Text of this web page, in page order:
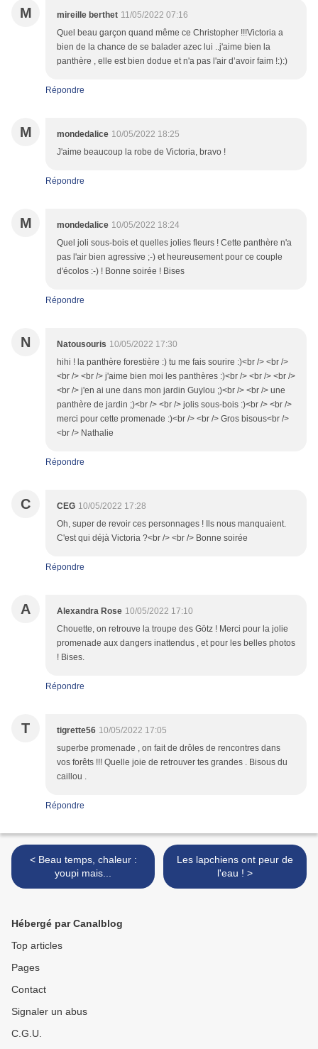
M mireille berthet 11/05/2022 07:16
Quel beau garçon quand même ce Christopher !!!Victoria a
bien de la chance de se balader azec lui ..j'aime bien la
panthère , elle est bien dodue et n'a pas l'air d’avoir faim !:):)
Répondre
M mondedalice 10/05/2022 18:25
J'aime beaucoup la robe de Victoria, bravo !
Répondre
M mondedalice 10/05/2022 18:24
Quel joli sous-bois et quelles jolies fleurs ! Cette panthère n'a
pas l'air bien agressive ;-) et heureusement pour ce couple
d'écolos :-) ! Bonne soirée ! Bises
Répondre
N Natousouris 10/05/2022 17:30
hihi ! la panthère forestière :) tu me fais sourire :)<br /> <br />
<br /> <br /> j'aime bien moi les panthères :)<br /> <br /> <br />
<br /> j'en ai une dans mon jardin Guylou ;)<br /> <br /> une
panthère de jardin ;)<br /> <br /> jolis sous-bois :)<br /> <br />
merci pour cette promenade :)<br /> <br /> Gros bisous<br />
<br /> Nathalie
Répondre
C CEG 10/05/2022 17:28
Oh, super de revoir ces personnages ! Ils nous manquaient.
C'est qui déjà Victoria ?<br /> <br /> Bonne soirée
Répondre
A Alexandra Rose 10/05/2022 17:10
Chouette, on retrouve la troupe des Götz ! Merci pour la jolie
promenade aux dangers inattendus , et pour les belles photos
! Bises.
Répondre
T tigrette56 10/05/2022 17:05
superbe promenade , on fait de drôles de rencontres dans
vos forêts !!! Quelle joie de retrouver tes grandes . Bisous du
caillou .
Répondre
< Beau temps, chaleur :
youpi mais...
Les lapchiens ont peur de
l'eau ! >
Hébergé par Canalblog
Top articles
Pages
Contact
Signaler un abus
C.G.U.